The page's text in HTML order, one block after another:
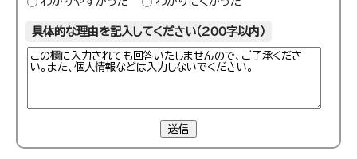
具体的な理由を記入してください（200字以内）
送信